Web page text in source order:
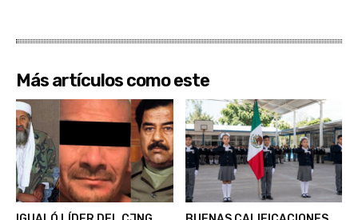
Más artículos como este